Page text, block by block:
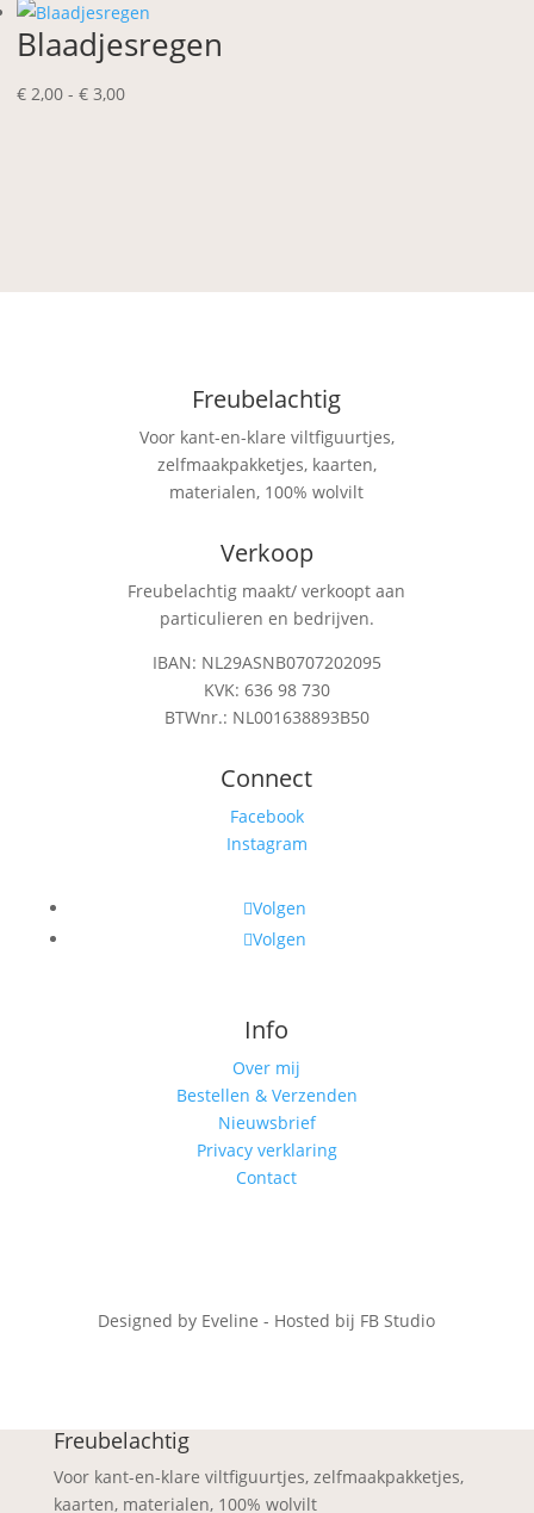
€ 3,00
Blaadjesregen
€ 2,00 - € 3,00Prijsklasse:
Freubelachtig
Voor kant-en-klare viltfiguurtjes,
zelfmaakpakketjes, kaarten,
materialen, 100% wolvilt
Verkoop
Freubelachtig maakt/ verkoopt aan
particulieren en bedrijven.
IBAN: NL29ASNB0707202095
KVK: 636 98 730
BTWnr.: NL001638893B50
Connect
Facebook
Instagram
Volgen
Volgen
Info
Over mij
Bestellen & Verzenden
Nieuwsbrief
Privacy verklaring
Contact
Designed by Eveline - Hosted bij FB Studio
Freubelachtig
Voor kant-en-klare viltfiguurtjes, zelfmaakpakketjes,
kaarten, materialen, 100% wolvilt